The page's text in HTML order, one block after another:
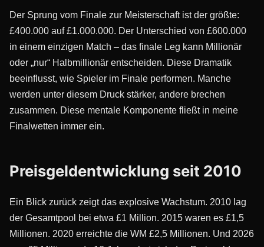
Der Sprung vom Finale zur Meisterschaft ist der größte:
£400.000 auf £1.000.000. Der Unterschied von £600.000
in einem einzigen Match – das finale Leg kann Millionär
oder „nur“ Halbmillionär entscheiden. Diese Dramatik
beeinflusst, wie Spieler im Finale performen. Manche
werden unter diesem Druck stärker, andere brechen
zusammen. Diese mentale Komponente fließt in meine
Finalwetten immer ein.
Preisgeldentwicklung seit 2010
Ein Blick zurück zeigt das explosive Wachstum. 2010 lag
der Gesamtpool bei etwa £1 Million. 2015 waren es £1,5
Millionen. 2020 erreichte die WM £2,5 Millionen. Und 2026